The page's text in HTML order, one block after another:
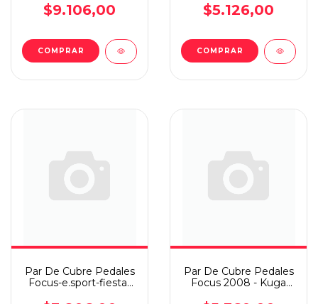
$9.106,00 $5.126,00
Par De Cubre Pedales
Focus-e.sport-fiesta-
Par De Cubre Pedales
Focus 2008 - Kuga